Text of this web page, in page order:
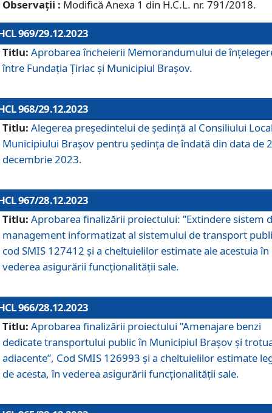
Observații : Modifică Anexa 1 din H.C.L. nr. 791/2018.
969/29.12.2023
Titlu: Aprobarea încheierii Memorandumului de
între Fundația Țiriac și Municipiul Brașov.
968/29.12.2023
Titlu: Alegerea preşedintelui de şedinţă al Consiliului
Municipiului Braşov pentru ședința de îndată din data de
decembrie 2023.
967/28.12.2023
Titlu: Aprobarea finalizării proiectului: ”Extindere sistem
management informatizat al sistemului de transport
cod SMIS 127412 și a cheltuielilor estimate ale acestuia în
vederea asigurării funcționalității sale.
966/28.12.2023
Titlu: Aprobarea finalizării proiectului ”Amenajare benzi
dedicate transportului public în Municipiul Brașov şi
adiacente”, Cod SMIS 126993 și a cheltuielilor estimate
de acesta, în vederea asigurării funcționalității sale.